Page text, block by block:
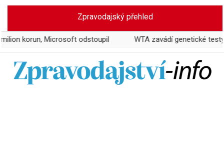
Skip
content
Zpravodajský přehled
odstoupil WTA zavádí genetické testy pohlaví,